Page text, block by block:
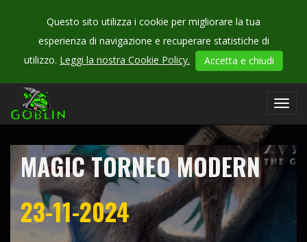
Questo sito utilizza i cookie per migliorare la tua
esperienza di navigazione e recuperare statistiche di
utilizzo. Leggi la nostra Cookie Policy. Accetta e chiudi
CHECK
OUR
MAGIC TORNEO MODERN
23-11-2024